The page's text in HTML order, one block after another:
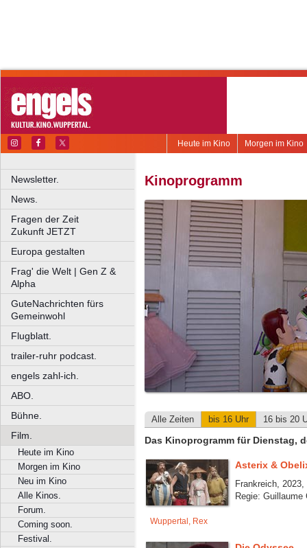
Morgen im Kino
Heute im Kino
Newsletter.
News.
Fragen der Zeit
Zukunft JETZT
Europa gestalten
Frag' die Welt | Gen Z &
Alpha
GuteNachrichten fürs
Gemeinwohl
Flugblatt.
trailer-ruhr podcast.
engels zahl-ich.
ABO.
Bühne.
Film.
Heute im Kino
Morgen im Kino
Neu im Kino
Alle Kinos.
Forum.
Coming soon.
Festival.
Kinoprogramm
Alle Zeiten bis 16 Uhr 16 bis 20
Das Kinoprogramm für Dienstag,
Asterix &
Frankreich, 2023,
Regie: Guillaume
Wuppertal, Rex